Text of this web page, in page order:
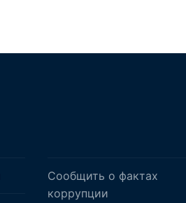
Сообщить о фактах
коррупции